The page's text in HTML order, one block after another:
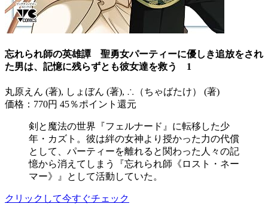
忘れられ師の英雄譚 聖勇女パーティーに優しき追放をされ
た男は、記憶に残らずとも彼女達を救う 1
丸原えん (著), しょぼん (著), ∴（ちゃばたけ） (著)
価格：770円 45％ポイント還元
剣と魔法の世界『フェルナード』に転移した少
年・カズト。彼は絆の女神より授かった力の代償
として、パーティーを離れると関わった人々の記
憶から消えてしまう『忘れられ師《ロスト・ネー
マー》』として活動していた。
クリックして今すぐチェック